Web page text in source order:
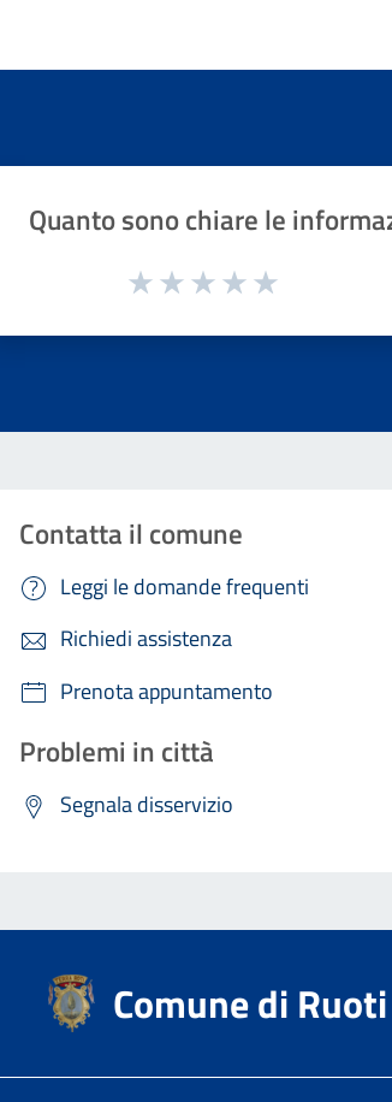
Quanto sono chiare le
Valuta da 1 a 5 stelle la pagina
Contatta il comune
Leggi le domande frequenti
Richiedi assistenza
Prenota appuntamento
Problemi in città
Segnala disservizio
Comune di Ruoti